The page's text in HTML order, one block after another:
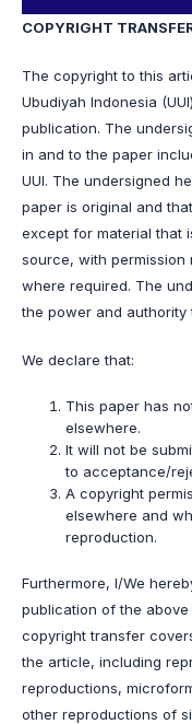
COPYRIGHT
The copyright to this
Ubudiyah Indonesia
publication. The
in and to the paper
UUI. The undersigned
paper is original and
except for material that
source, with
where required. The
the power and authority
We declare that:
This paper has
elsewhere.
It will not be
to acceptance/
A copyright
elsewhere and
reproduction.
Furthermore, I/We
publication of the above
copyright transfer
the article, including
reproductions,
other reproductions of